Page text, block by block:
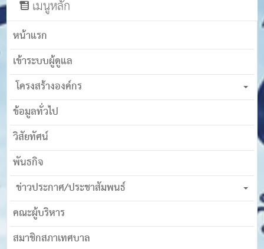
เมนูหลัก
หน้าแรก
เข้าระบบผู้ดูแล
โครงสร้างองค์กร
ข้อมูลทั่วไป
วิสัยทัศน์
พันธกิจ
ข่าวประกาศ/ประชาสัมพนธ์
คณะผู้บริหาร
สมาชิกสภาเทศบาล